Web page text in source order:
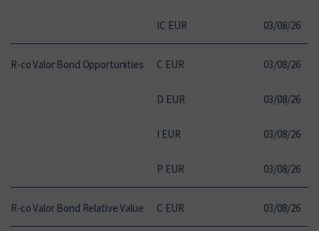
IC EUR 03/08/26
R-co Valor Bond Opportunities C EUR 03/08/26
D EUR 03/08/26
I EUR 03/08/26
P EUR 03/08/26
R-co Valor Bond Relative Value C EUR 03/08/26